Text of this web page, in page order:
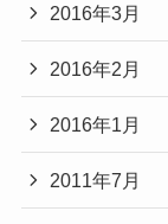
2016年3月
2016年2月
2016年1月
2011年7月